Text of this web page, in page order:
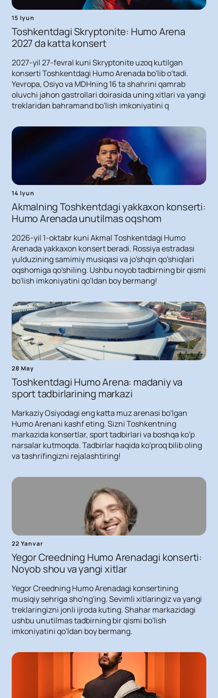
15 Iyun
Toshkentdagi Skryptonite: Humo Arena
2027 da katta konsert
2027-yil 27-fevral kuni Skryptonite uzoq kutilgan
konserti Toshkentdagi Humo Arenada bo'lib o'tadi.
Yevropa, Osiyo va MDHning 16 ta shahrini qamrab
oluvchi jahon gastrollari doirasida uning xitlari va yangi
treklaridan bahramand bo'lish imkoniyatini q
14 Iyun
Akmalning Toshkentdagi yakkaxon konserti:
Humo Arenada unutilmas oqshom
2026-yil 1-oktabr kuni Akmal Toshkentdagi Humo
Arenada yakkaxon konsert beradi. Rossiya estradasi
yulduzining samimiy musiqasi va jo'shqin qo'shiqlari
oqshomiga qo'shiling. Ushbu noyob tadbirning bir qismi
bo'lish imkoniyatini qo'ldan boy bermang!
28 May
Toshkentdagi Humo Arena: madaniy va
sport tadbirlarining markazi
Markaziy Osiyodagi eng katta muz arenasi bo'lgan
Humo Arenani kashf eting. Sizni Toshkentning
markazida konsertlar, sport tadbirlari va boshqa ko'p
narsalar kutmoqda. Tadbirlar haqida ko'proq bilib oling
va tashrifingizni rejalashtiring!
22 Yanvar
Yegor Creedning Humo Arenadagi konserti:
Noyob shou va yangi xitlar
Yegor Creedning Humo Arenadagi konsertining
musiqiy sehriga sho'ng'ing. Sevimli xitlaringiz va yangi
treklaringizni jonli ijroda kuting. Shahar markazidagi
ushbu unutilmas tadbirning bir qismi bo'lish
imkoniyatini qo'ldan boy bermang.